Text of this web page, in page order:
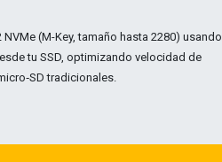
(M-Key, tamaño hasta 2280) usando
tu SSD, optimizando velocidad de
tradicionales.